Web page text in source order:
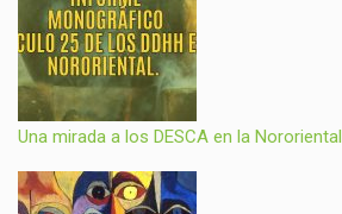
Una mirada a los DESCA en la Nororiental